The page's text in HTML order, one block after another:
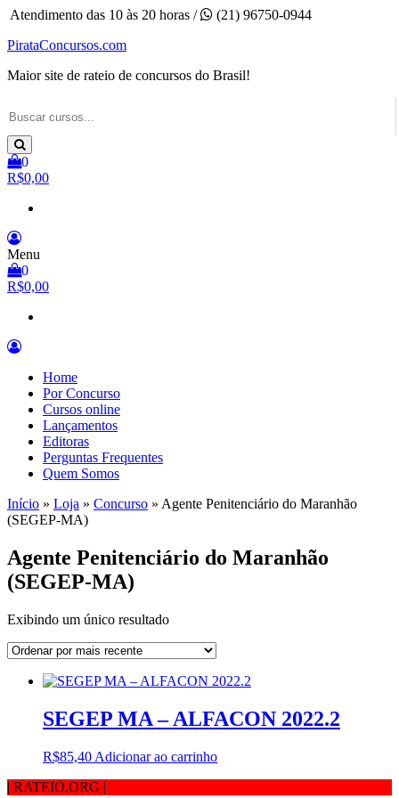
Pular
o
Atendimento das 10 às 20 horas /
(21) 96750-0944
PirataConcursos.com
Maior site de rateio de concursos do Brasil!
0
R$0,00
Menu
0
R$0,00
Home
Por Concurso
Cursos online
Lançamentos
Editoras
Perguntas Frequentes
Quem Somos
Início » Loja » Concurso » Agente Penitenciário do Maranhão
(SEGEP-MA)
Agente Penitenciário do Maranhão
(SEGEP-MA)
Exibindo um único resultado
SEGEP MA – ALFACON 2022.2
R$85,40 Adicionar ao carrinho
| RATEIO.ORG |